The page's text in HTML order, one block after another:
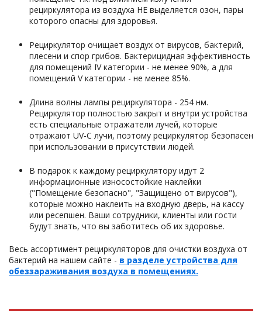
рециркулятора из воздуха НЕ выделяется озон, пары
которого опасны для здоровья.
Рециркулятор очищает воздух от вирусов, бактерий,
плесени и спор грибов. Бактерицидная эффективность
для помещений IV категории - не менее 90%, а для
помещений V категории - не менее 85%.
Длина волны лампы рециркулятора - 254 нм.
Рециркулятор полностью закрыт и внутри устройства
есть специальные отражатели лучей, которые
отражают UV-C лучи, поэтому рециркулятор безопасен
при использовании в присутствии людей.
В подарок к каждому рециркулятору идут 2
информационные износостойкие наклейки
("Помещение безопасно", "Защищено от вирусов"),
которые можно наклеить на входную дверь, на кассу
или ресепшен. Ваши сотрудники, клиенты или гости
будут знать, что вы заботитесь об их здоровье.
Весь ассортимент рециркуляторов для очистки воздуха от
бактерий на нашем сайте - в разделе устройства для
обеззараживания воздуха в помещениях.